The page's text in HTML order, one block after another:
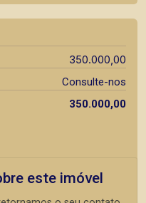
350.000,00
Consulte-nos
350.000,00
este imóvel